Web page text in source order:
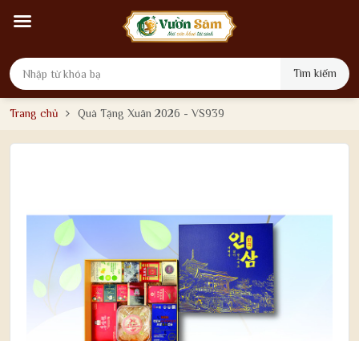
Tìm kiếm
Trang chủ Quà Tặng Xuân 2026 - VS939